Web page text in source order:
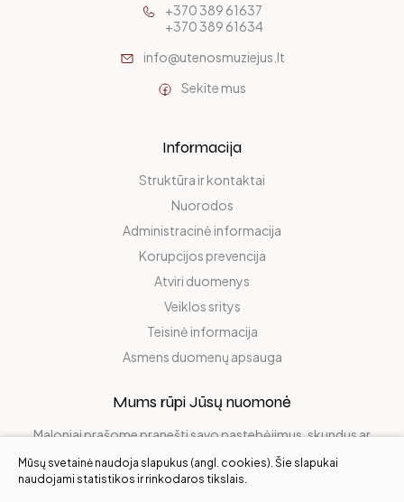
+370 389 61637
+370 389 61634
info@utenosmuziejus.lt
Sekite mus
Informacija
Struktūra ir kontaktai
Nuorodos
Administracinė informacija
Korupcijos prevencija
Atviri duomenys
Veiklos sritys
Teisinė informacija
Asmens duomenų apsauga
Mums rūpi Jūsų nuomonė
Maloniai prašome pranešti savo pastebėjimus, skundus ar
Mūsų svetainė naudoja slapukus (angl. cookies). Šie slapukai
naudojami statistikos ir rinkodaros tikslais.